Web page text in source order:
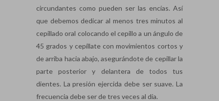
circundantes como pueden ser las encías. Así
que debemos dedicar al menos tres minutos al
cepillado oral colocando el cepillo a un ángulo de
45 grados y cepíllate con movimientos cortos y
de arriba hacia abajo, asegurándote de cepillar la
parte posterior y delantera de todos tus
dientes. La presión ejercida debe ser suave. La
frecuencia debe ser de tres veces al día.